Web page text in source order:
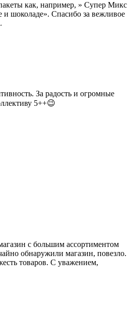
как, например, » Супер Микс
и шоколаде». Спасибо за вежливое
За радость и огромные
5++😉
с большим ассортиментом
обнаружили магазин, повезло.
товаров. С уважением,